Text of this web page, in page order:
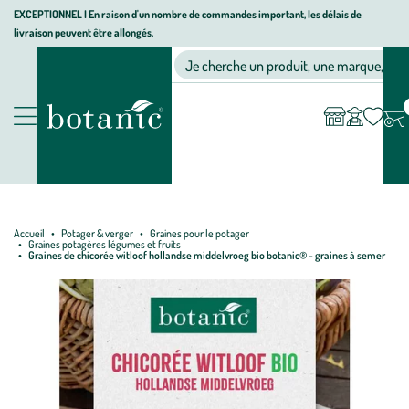
Aller
Aller
au
Aller
au
page
EXCEPTIONNEL I En raison d'un nombre de commandes important, les délais de
livraison peuvent être allongés.
Nos produits
Jardinerie écologique, animalerie, décoration, alimentation bio
Je cherche un produit, une marque, un
compte
Accueil Potager & verger
Graines pour le potager
Graines potagères légumes et fruits
Graines de chicorée witloof hollandse middelvroeg bio botanic® - graines à semer